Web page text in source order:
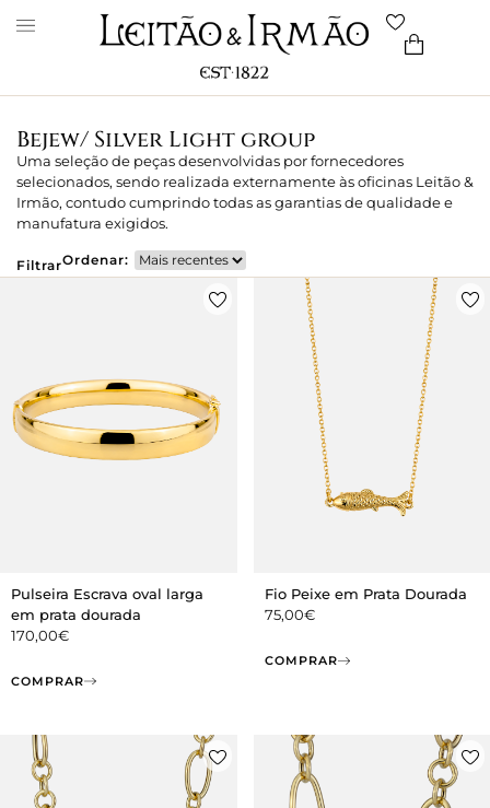
Bejew/ Silver Light group
Uma seleção de peças desenvolvidas por fornecedores
selecionados, sendo realizada externamente às oficinas Leitão &
Irmão, contudo cumprindo todas as garantias de qualidade e
manufatura exigidos.
FiltrarOrdenar:
Pulseira Escrava oval larga
em prata dourada
170,00€
COMPRAR
Fio Peixe em Prata Dourada
75,00€
COMPRAR